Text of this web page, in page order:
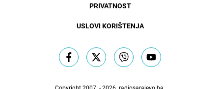
PRIVATNOST
USLOVI KORIŠTENJA
Copyright 2007. - 2026. radiosarajevo.ba